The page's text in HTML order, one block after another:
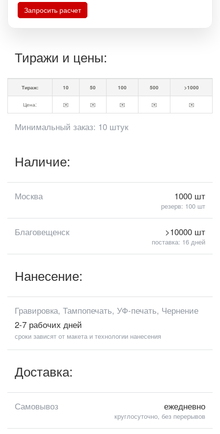
Запросить расчет
Тиражи и цены:
Тираж: 10 50 100 500 >1000
Цена: ✉️ ✉️ ✉️ ✉️ ✉️
Минимальный заказ: 10 штук
Наличие:
Москва 1000 шт
резерв: 100 шт
Благовещенск >10000 шт
поставка: 16 дней
Нанесение:
Гравировка, Тампопечать, УФ-печать, Чернение
2-7 рабочих дней
сроки зависят от макета и технологии нанесения
Доставка:
Самовывоз ежедневно
круглосуточно, без перерывов